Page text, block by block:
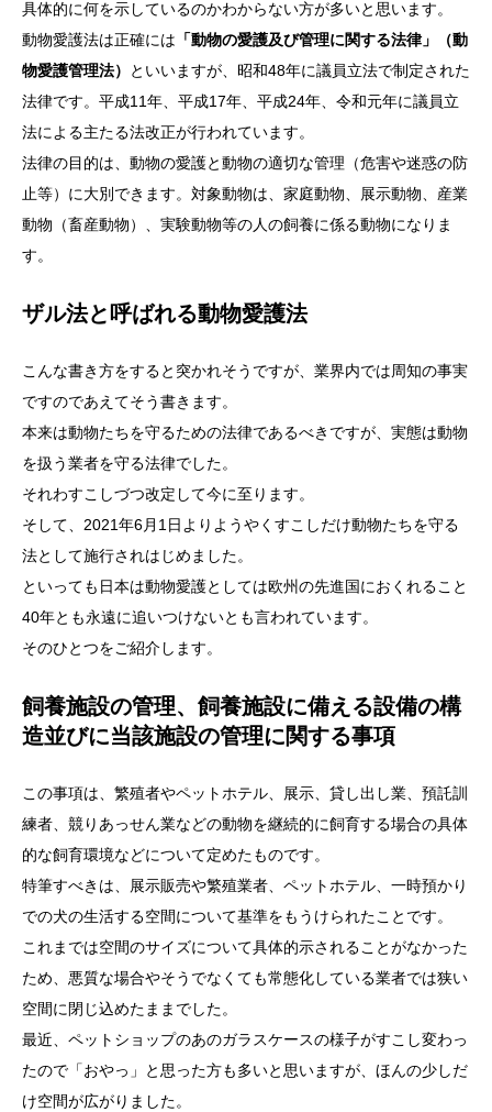
具体的に何を示しているのかわからない方が多いと思います。
動物愛護法は正確には 「動物の愛護及び管理に関する法律」（動
物愛護管理法）
といいますが、昭和48年に議員立法で制定された
法律です。平成11年、平成17年、平成24年、令和元年に議員立
法による主たる法改正が行われています。
法律の目的は、動物の愛護と動物の適切な管理（危害や迷惑の防
止等）に大別できます。対象動物は、家庭動物、展示動物、産業
動物（畜産動物）、実験動物等の人の飼養に係る動物になりま
す。
ザル法と呼ばれる動物愛護法
こんな書き方をすると突かれそうですが、業界内では周知の事実
ですのであえてそう書きます。
本来は動物たちを守るための法律であるべきですが、実態は動物
を扱う業者を守る法律でした。
それわすこしづつ改定して今に至ります。
そして、2021年6月1日よりようやくすこしだけ動物たちを守る
法として施行されはじめました。
といっても日本は動物愛護としては欧州の先進国におくれること
40年とも永遠に追いつけないとも言われています。
そのひとつをご紹介します。
飼養施設の管理、飼養施設に備える設備の構
造並びに当該施設の管理に関する事項
この事項は、繁殖者やペットホテル、展示、貸し出し業、預託訓
練者、競りあっせん業などの動物を継続的に飼育する場合の具体
的な飼育環境などについて定めたものです。
特筆すべきは、展示販売や繁殖業者、ペットホテル、一時預かり
での犬の生活する空間について基準をもうけられたことです。
これまでは空間のサイズについて具体的示されることがなかった
ため、悪質な場合やそうでなくても常態化している業者では狭い
空間に閉じ込めたままでした。
最近、ペットショップのあのガラスケースの様子がすこし変わっ
たので「おやっ」と思った方も多いと思いますが、ほんの少しだ
け空間が広がりました。